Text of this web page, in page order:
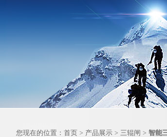
您现在的位置： 首页 > 产品展示 > 三辊闸 > 智能